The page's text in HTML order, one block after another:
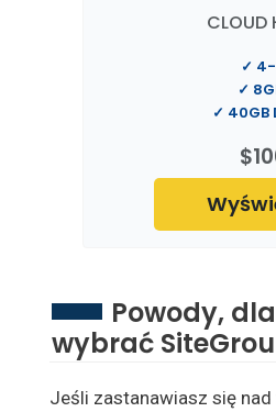
CLOUD
✓ 4-
✓
✓ 40GB
Powody,
wybrać
Jeśli zastanawiasz się